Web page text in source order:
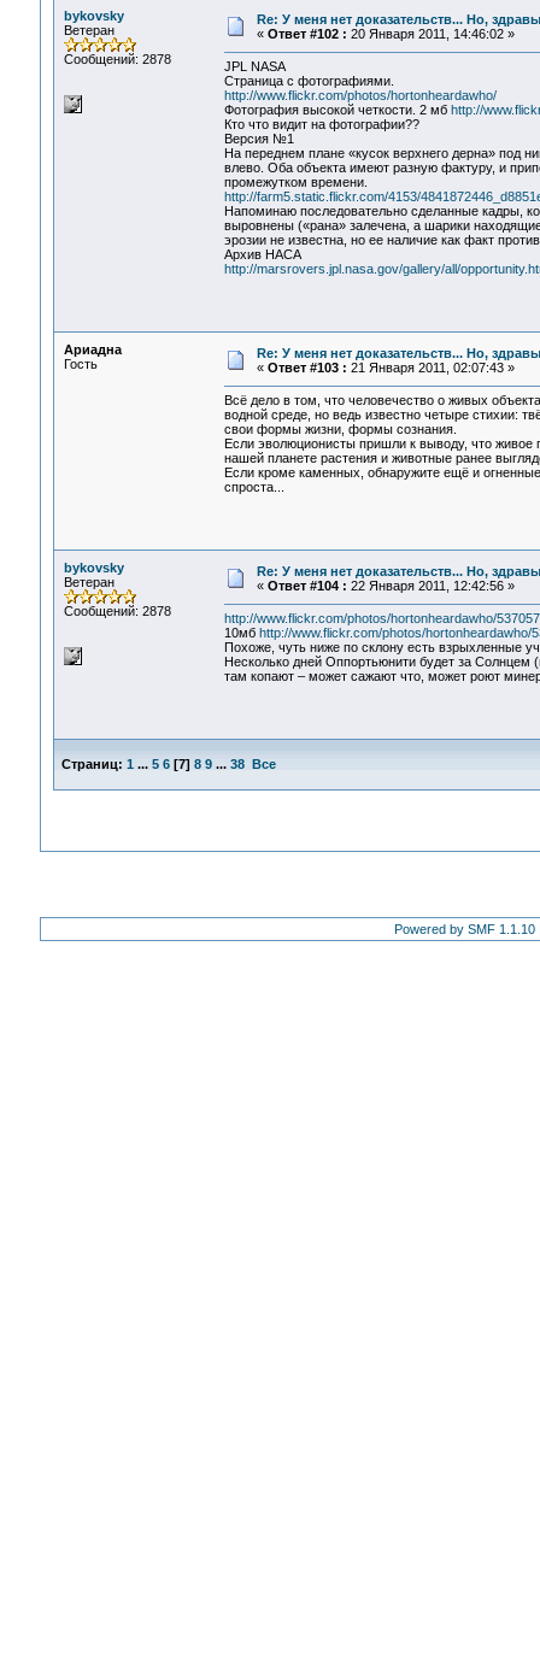
bykovsky
Ветеран
Сообщений: 2878
Re: У меня нет доказательств... Но,
« Ответ #102 : 20 Января 2011, 14:46:02 »
JPL NASA
Страница с фотографиями.
http://www.flickr.com/photos/hortonheardawho/
Фотография высокой четкости. 2 мб http://
Кто что видит на фотографии??
Версия №1
На переднем плане «кусок верхнего дерна» под
влево. Оба объекта имеют разную фактуру, и
промежутком времени.
http://farm5.static.flickr.com/4153/
Напоминаю последовательно сделанные кадры,
выровнены («рана» залечена, а шарики
эрозии не известна, но ее наличие как факт
Архив НАСА
http://marsrovers.jpl.nasa.gov/gallery/all/
Ариадна
Гость
Re: У меня нет доказательств... Но,
« Ответ #103 : 21 Января 2011, 02:07:43 »
Всё дело в том, что человечество о живых
водной среде, но ведь известно четыре стихии:
свои формы жизни, формы сознания.
Если эволюционисты пришли к выводу, что
нашей планете растения и животные ранее
Если кроме каменных, обнаружите ещё и
спроста...
bykovsky
Ветеран
Сообщений: 2878
Re: У меня нет доказательств... Но,
« Ответ #104 : 22 Января 2011, 12:42:56 »
http://www.flickr.com/photos/hortonheardawho/
10мб http://www.flickr.com/photos/hortonheardawho/
Похоже, чуть ниже по склону есть взрыхленные
Несколько дней Оппортьюнити будет за Солнцем
там копают – может сажают что, может роют
Страниц: 1 ... 5 6[7] 8 9 ... 38 Все
Powered by SMF 1.1.10